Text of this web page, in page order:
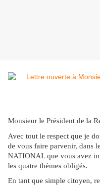
Monsieur le Président de la
Avec tout le respect que je
de vous faire parvenir, dans
NATIONAL que vous avez
les quatre thèmes obligés.
En tant que simple citoyen,